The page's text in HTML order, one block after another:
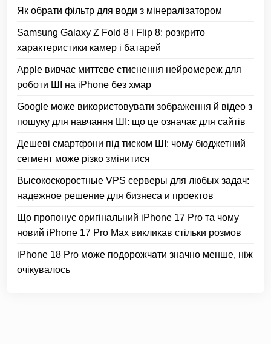
Як обрати фільтр для води з мінералізатором
Samsung Galaxy Z Fold 8 і Flip 8: розкрито
характеристики камер і батарей
Apple вивчає миттєве стиснення нейромереж для
роботи ШІ на iPhone без хмар
Google може використовувати зображення й відео з
пошуку для навчання ШІ: що це означає для сайтів
Дешеві смартфони під тиском ШІ: чому бюджетний
сегмент може різко змінитися
Высокоскоростные VPS серверы для любых задач:
надежное решение для бизнеса и проектов
Що пропонує оригінальний iPhone 17 Pro та чому
новий iPhone 17 Pro Max викликав стільки розмов
iPhone 18 Pro може подорожчати значно менше, ніж
очікувалось